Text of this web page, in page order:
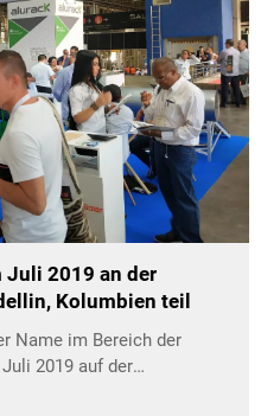
Juli 2019 an der
Kolumbien teil
Name im Bereich der
2019 auf der
zu sehen.